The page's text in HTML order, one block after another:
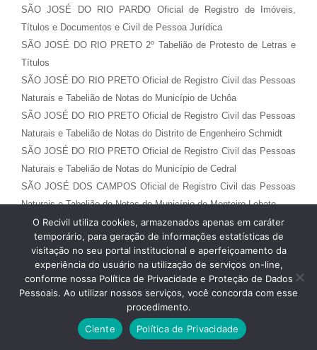
SÃO JOSÉ DO RIO PARDO Oficial de Registro de Imóveis,
Títulos e Documentos e Civil de Pessoa Jurídica
SÃO JOSÉ DO RIO PRETO 2º Tabelião de Protesto de Letras e
Títulos
SÃO JOSÉ DO RIO PRETO Oficial de Registro Civil das Pessoas
Naturais e Tabelião de Notas do Município de Uchôa
SÃO JOSÉ DO RIO PRETO Oficial de Registro Civil das Pessoas
Naturais e Tabelião de Notas do Distrito de Engenheiro Schmidt
SÃO JOSÉ DO RIO PRETO Oficial de Registro Civil das Pessoas
Naturais e Tabelião de Notas do Município de Cedral
SÃO JOSÉ DOS CAMPOS Oficial de Registro Civil das Pessoas
Naturais e Tabelião de Notas do Município de Monteiro Lobato
SÃO LUIZ DO PARAITINGA Tabelião de Notas e de Protesto de
Letras e Títulos
SÃO LUIZ DO PARAITINGA Oficial de Registro Civil das Pessoas
Naturais e de Interdições e Tutelas da Sede
SÃO PEDRO Oficial de Registro Civil das Pessoas Naturais e de
Interdições e Tutelas da Sede
SÃO PEDRO Oficial de Registro Civil das Pessoas Naturais e
O Recivil utiliza cookies, armazenados apenas em caráter
temporário, para geração de informações estatísticas de
visitação no seu portal institucional e aperfeiçoamento da
experiência do usuário na utilização de serviços on-line,
conforme nossa Política de Privacidade e Proteção de Dados
Pessoais. Ao utilizar nossos serviços, você concorda com esse
procedimento.
Ciente
Política de Privacidade